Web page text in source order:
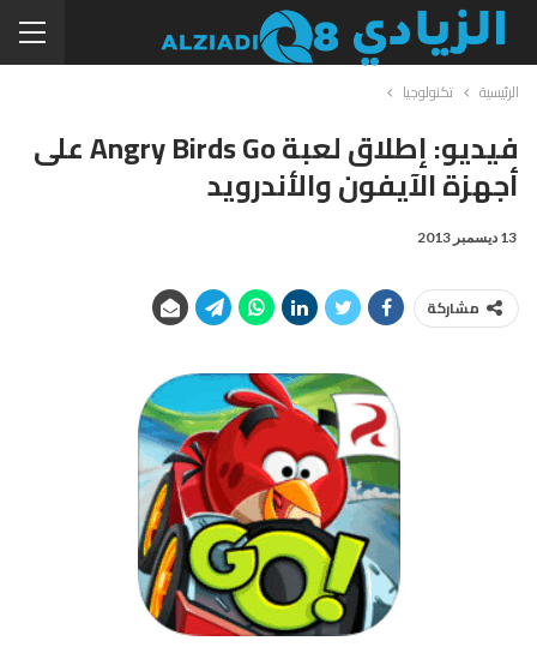
الرئيسية تكنولوجيا
فيديو: إطلاق لعبة Angry Birds Go على
أجهزة الآيفون والأندرويد
13 ديسمبر 2013
مشاركة